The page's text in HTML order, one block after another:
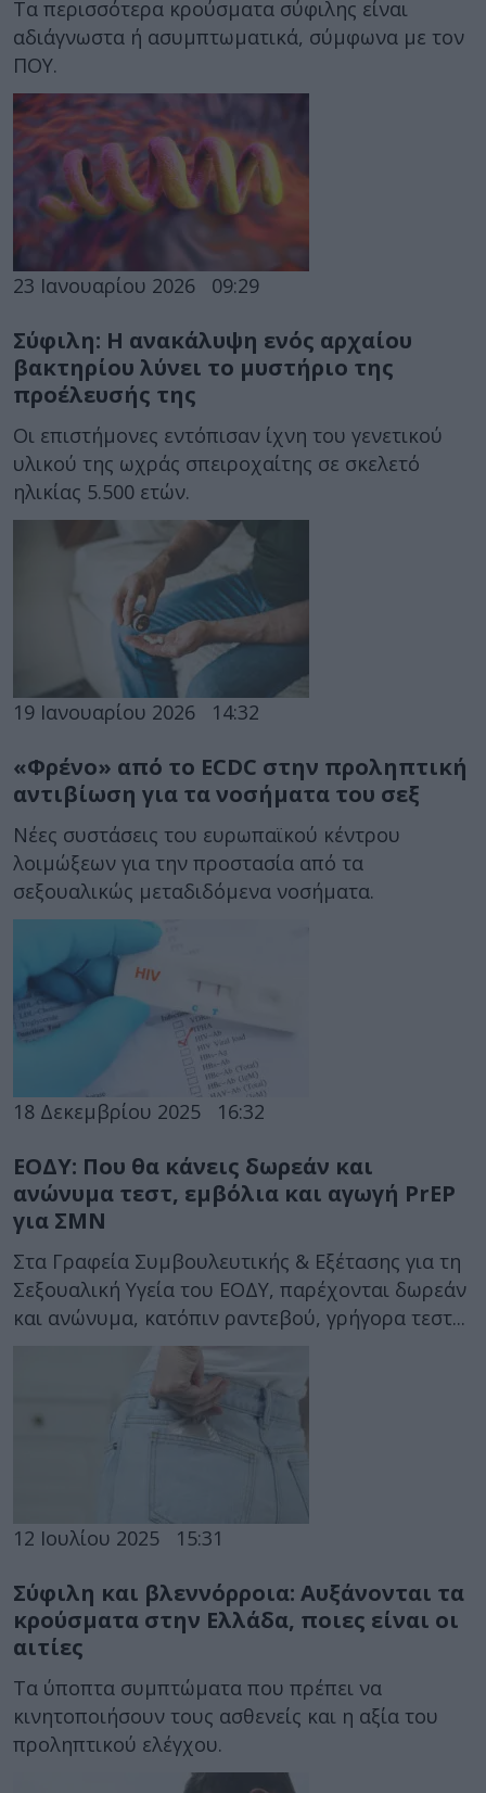
Τα περισσότερα κρούσματα σύφιλης είναι
αδιάγνωστα ή ασυμπτωματικά, σύμφωνα με τον
ΠΟΥ.
23 Ιανουαρίου 2026 09:29
Σύφιλη: Η ανακάλυψη ενός αρχαίου
βακτηρίου λύνει το μυστήριο της
προέλευσής της
Οι επιστήμονες εντόπισαν ίχνη του γενετικού
υλικού της ωχράς σπειροχαίτης σε σκελετό
ηλικίας 5.500 ετών.
19 Ιανουαρίου 2026 14:32
«Φρένο» από το ECDC στην προληπτική
αντιβίωση για τα νοσήματα του σεξ
Νέες συστάσεις του ευρωπαϊκού κέντρου
λοιμώξεων για την προστασία από τα
σεξουαλικώς μεταδιδόμενα νοσήματα.
18 Δεκεμβρίου 2025 16:32
ΕΟΔΥ: Που θα κάνεις δωρεάν και
ανώνυμα τεστ, εμβόλια και αγωγή PrEP
για ΣΜΝ
Στα Γραφεία Συμβουλευτικής & Εξέτασης για τη
Σεξουαλική Υγεία του ΕΟΔΥ, παρέχονται δωρεάν
και ανώνυμα, κατόπιν ραντεβού, γρήγορα τεστ...
12 Ιουλίου 2025 15:31
Σύφιλη και βλεννόρροια: Αυξάνονται τα
κρούσματα στην Ελλάδα, ποιες είναι οι
αιτίες
Τα ύποπτα συμπτώματα που πρέπει να
κινητοποιήσουν τους ασθενείς και η αξία του
προληπτικού ελέγχου.